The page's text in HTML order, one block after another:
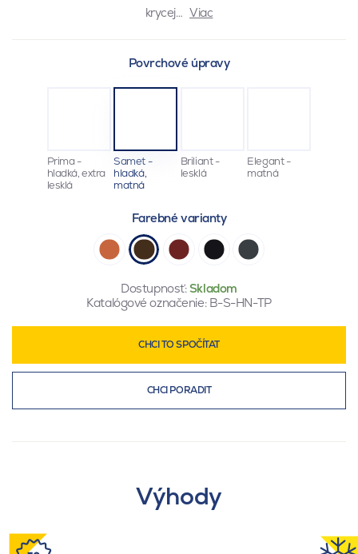
krycej… Viac
Povrchové úpravy
Prima -
hladká, extra
lesklá
Samet -
hladká,
matná
Briliant -
lesklá
Elegant -
matná
Farebné varianty
Dostupnosť:Skladom
Katalógové označenie: B-S-HN-TP
CHCI TO SPOČÍTAT
CHCI PORADIT
Výhody